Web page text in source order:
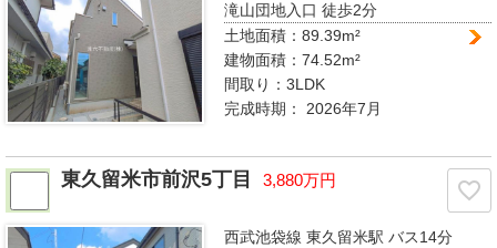
滝山団地入口 徒歩2分
土地面積：89.39m²
建物面積：74.52m²
間取り：3LDK
完成時期： 2026年7月
東久留米市前沢5丁目 3,880万円
西武池袋線 東久留米駅バス14分